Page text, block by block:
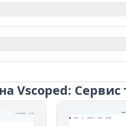
Vscoped: